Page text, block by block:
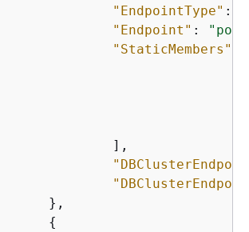
"EndpointType" :
"Endpoint" :
"StaticMembers"
{